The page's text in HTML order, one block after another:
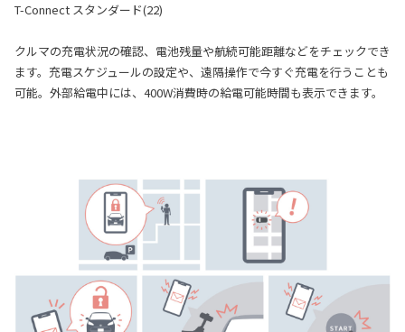
T-Connect スタンダード(22)
クルマの充電状況の確認、電池残量や航続可能距離などをチェックでき
ます。充電スケジュールの設定や、遠隔操作で今すぐ充電を行うことも
可能。外部給電中には、400W消費時の給電可能時間も表示できます。